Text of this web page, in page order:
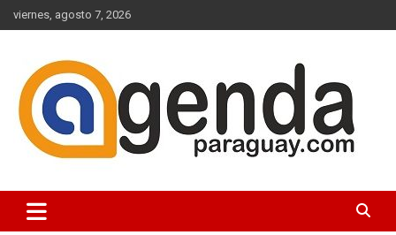
Saltar
al
viernes, agosto 7, 2026
Agenda Paraguay